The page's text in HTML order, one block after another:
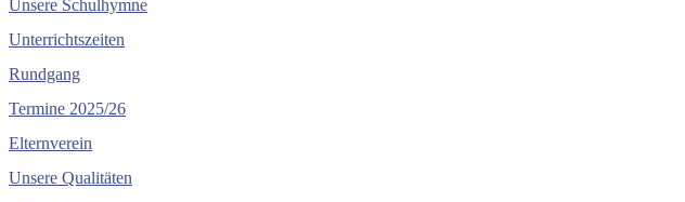
Unsere Schulhymne
Unterrichtszeiten
Rundgang
Termine 2025/26
Elternverein
Unsere Qualitäten